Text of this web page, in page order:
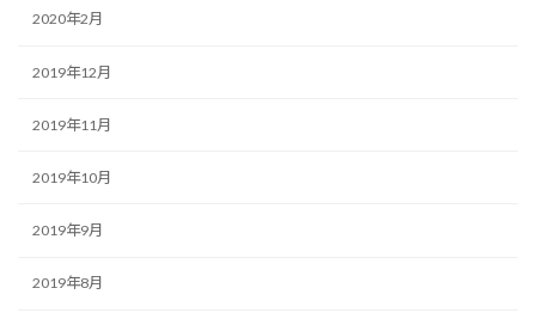
2020年2月
2019年12月
2019年11月
2019年10月
2019年9月
2019年8月